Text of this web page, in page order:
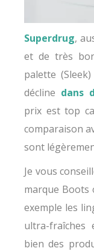
Superdrug,
et de très
palette
décline dans
prix est top
comparaison
sont
Je vous
marque Boots
exemple les
ultra-fraîches
bien des